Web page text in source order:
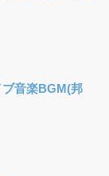
ブ音楽BGM(邦